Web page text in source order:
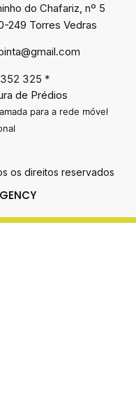
do Chafariz, nº 5
249 Torres Vedras
325 *
de Prédios
para a rede móvel
os direitos reservados